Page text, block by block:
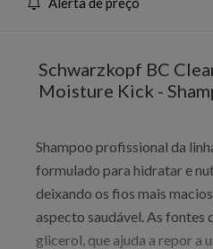
Schwarzkopf BC
Moisture Kick -
Shampoo profissional da
formulado para hidratar e
deixando os fios mais
aspecto saudável. As fontes
glicerol, que ajuda a repor a